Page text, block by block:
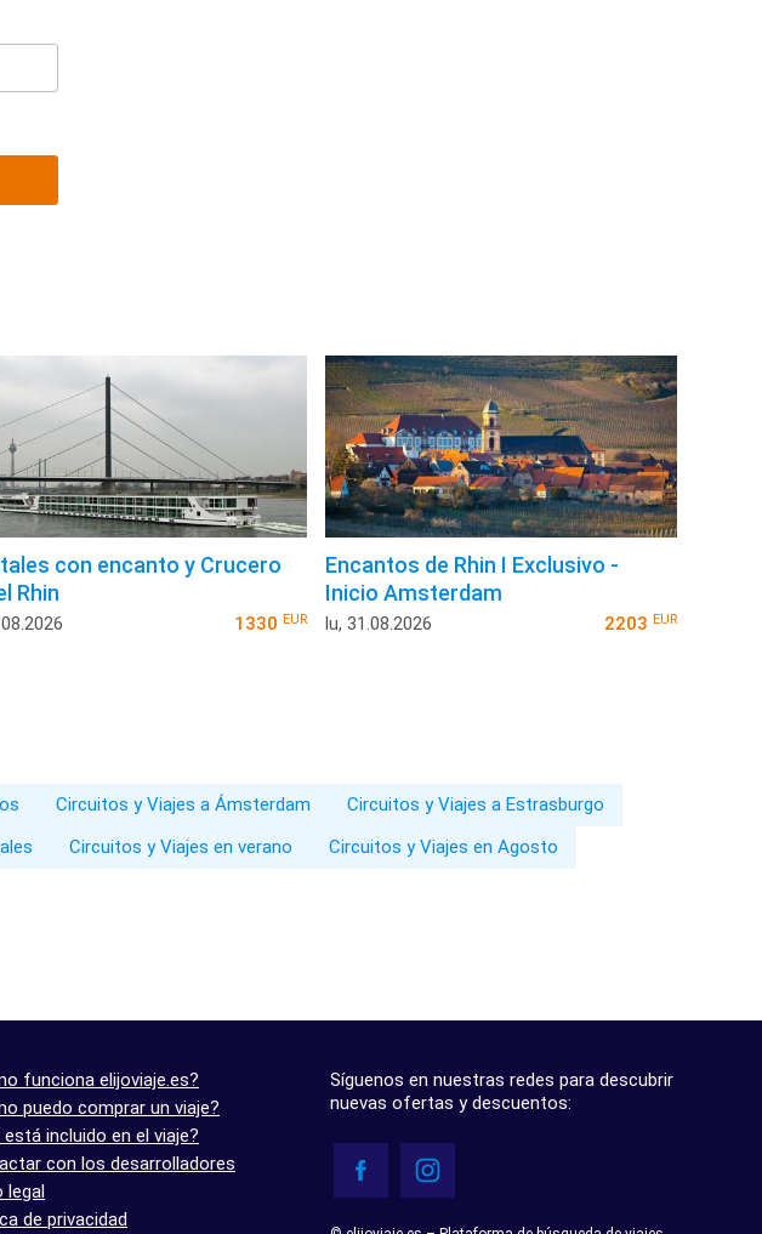
con encanto y Crucero
Rhin
1330EUR
Encantos de Rhin I Exclusivo -
Inicio Amsterdam
lu, 31.08.2026 2203 EUR
Circuitos y Viajes a Ámsterdam
Circuitos y Viajes a Estrasburgo
Circuitos y Viajes en verano
Circuitos y Viajes en Agosto
funciona elijoviaje.es?
puedo comprar un viaje?
está incluido en el viaje?
con los desarrolladores
legal
de privacidad
Síguenos en nuestras redes para descubrir
nuevas ofertas y descuentos: